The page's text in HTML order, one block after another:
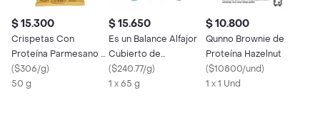
$ 15.300
Crispetas Con
Proteína Parmesano y
Ajo - Fitcook
($306/g)
50 g
$ 15.650
Es un Balance Alfajor
Cubierto de
Chocolate Blanco
($240.77/g)
1 x 65 g
$ 10.800
Qunno Brownie de
Proteína Hazelnut
($10800/und)
1 x 1 Und